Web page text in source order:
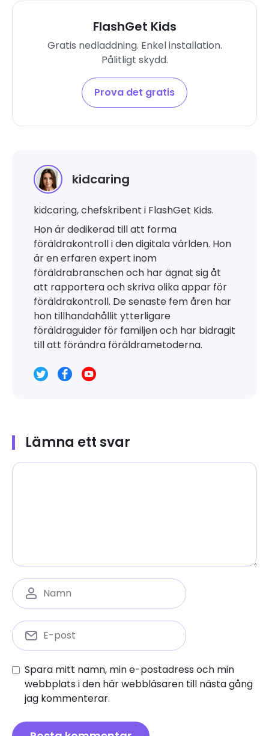
FlashGet Kids
Gratis nedladdning. Enkel installation.
Pålitligt skydd.
Prova det gratis
kidcaring
kidcaring, chefskribent i FlashGet Kids.
Hon är dedikerad till att forma
föräldrakontroll i den digitala världen. Hon
är en erfaren expert inom
föräldrabranschen och har ägnat sig åt
att rapportera och skriva olika appar för
föräldrakontroll. De senaste fem åren har
hon tillhandahållit ytterligare
föräldraguider för familjen och har bidragit
till att förändra föräldrametoderna.
Lämna ett svar
Spara mitt namn, min e-postadress och min
webbplats i den här webbläsaren till nästa gång
jag kommenterar.